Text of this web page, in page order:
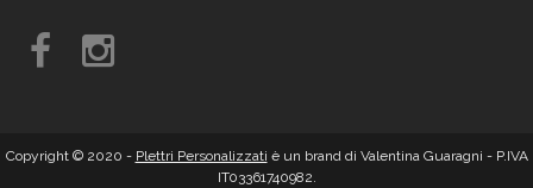
Copyright © 2020 - Plettri Personalizzati è un brand di Valentina Guaragni - P.IVA
IT03361740982.